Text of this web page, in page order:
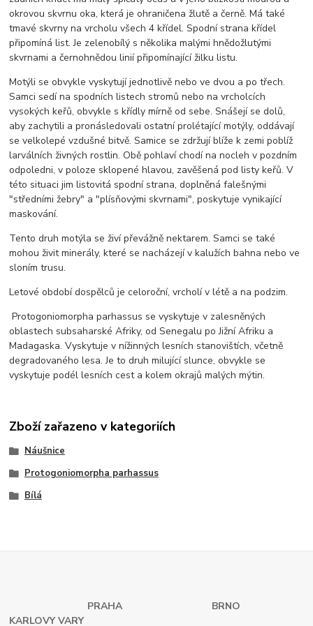
okrovou skvrnu oka, která je ohraničena žlutě a černě. Má také
tmavé skvrny na vrcholu všech 4 křídel. Spodní strana křídel
připomíná list. Je zelenobílý s několika malými hnědožlutými
skvrnami a černohnědou linií připomínající žilku listu.
Motýli se obvykle vyskytují jednotlivě nebo ve dvou a po třech.
Samci sedí na spodních listech stromů nebo na vrcholcích
vysokých keřů, obvykle s křídly mírně od sebe. Snášejí se dolů,
aby zachytili a pronásledovali ostatní prolétající motýly, oddávají
se velkolepé vzdušné bitvě. Samice se zdržují blíže k zemi poblíž
larválních živných rostlin. Obě pohlaví chodí na nocleh v pozdním
odpoledni, v poloze sklopené hlavou, zavěšená pod listy keřů. V
této situaci jim listovitá spodní strana, doplněná falešnými
"středními žebry" a "plísňovými skvrnami", poskytuje vynikající
maskování.
Tento druh motýla se živí převážně nektarem. Samci se také
mohou živit minerály, které se nacházejí v kalužích bahna nebo ve
sloním trusu.
Letové období dospělců je celoroční, vrcholí v létě a na podzim.
Protogoniomorpha parhassus se vyskytuje v zalesněných
oblastech subsaharské Afriky, od Senegalu po Jižní Afriku a
Madagaska. Vyskytuje v nížinných lesních stanovištích, včetně
degradovaného lesa. Je to druh milující slunce, obvykle se
vyskytuje podél lesních cest a kolem okrajů malých mýtin.
Zboží zařazeno v kategoriích
Náušnice
Protogoniomorpha parhassus
Bílá
PRAHA
BRNO
KARLOVY VARY